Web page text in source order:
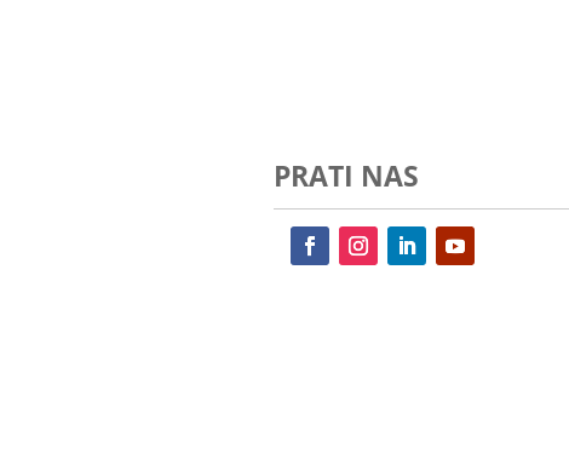
PRATI NAS